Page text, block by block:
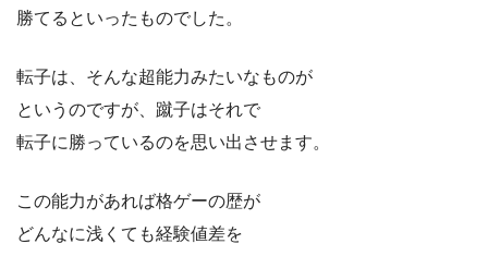
勝てるといったものでした。
転子は、そんな超能力みたいなものが
というのですが、蹴子はそれで
転子に勝っているのを思い出させます。
この能力があれば格ゲーの歴が
どんなに浅くても経験値差を